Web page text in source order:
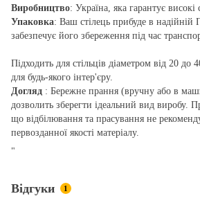
Виробництво: Україна, яка гарантує високі
Упаковка: Ваш стілець прибуде в
забезпечує його збереження під час
Підходить для стільців діаметром від 20 до
для будь-якого інтер'єру.
Догляд : Бережне прання (вручну або в
дозволить зберегти ідеальний вид виробу.
що відбілювання та прасування не
первозданної якості матеріалу.
"
Відгуки 1